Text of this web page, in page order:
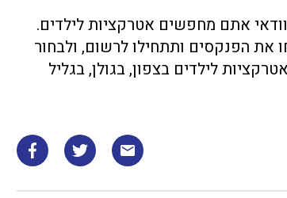
אתם מחפשים אטרקציות לילדים.
את הפנקסים ותתחילו לרשום, ולבחור
לילדים בצפון, בגולן, בגליל